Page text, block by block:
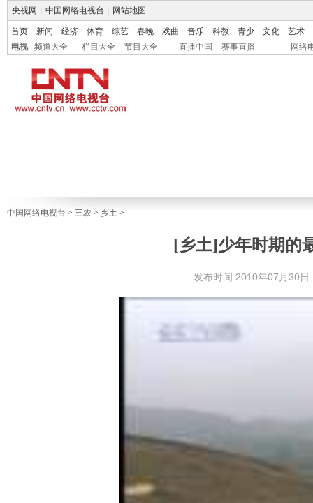
央视网 中国网络电视台 网站地图
首页 新闻 经济 体育 综艺 春晚 戏曲 音乐 科教 青少 文化
艺术
电视
频道大全 栏目大全 节目大全 直播中国 赛事直播 网络
中国网络电视台 > 三农 > 乡土 >
[乡土]少年时期的
发布时间:2010年07月30